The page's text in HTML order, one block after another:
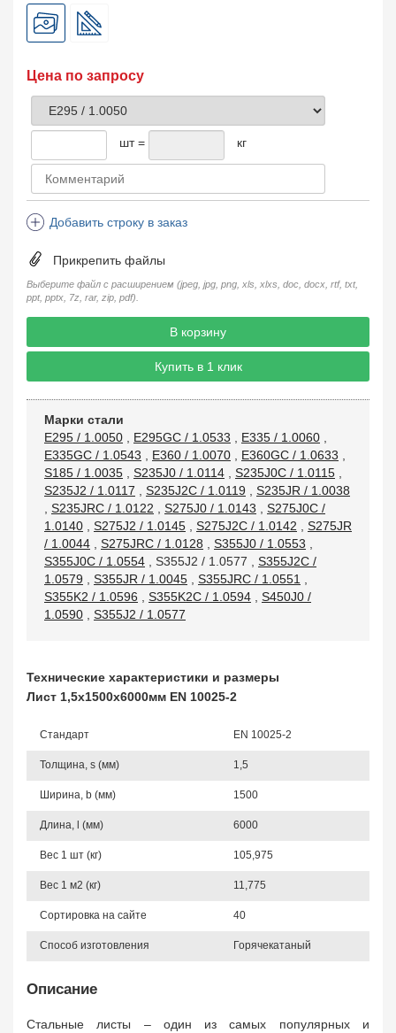
Цена по запросу
шт = кг
Добавить строку в заказ
Прикрепить файлы
Выберите файл с расширением (jpeg, jpg, png, xls, xlxs, doc, docx, rtf, txt,
ppt, pptx, 7z, rar, zip, pdf).
В корзину
Купить в 1 клик
Марки стали
E295 / 1.0050
E295GC / 1.0533 E335 / 1.0060
E335GC / 1.0543
E360 / 1.0070 E360GC / 1.0633
S185 / 1.0035
S235J0 / 1.0114 S235J0C / 1.0115
S235J2 / 1.0117
S235J2C / 1.0119
S235JR / 1.0038
S235JRC / 1.0122 S275J0 / 1.0143
S275J0C /
1.0140
S275J2 / 1.0145 S275J2C / 1.0142
S275JR
/ 1.0044
S275JRC / 1.0128 S355J0 / 1.0553
S355J0C / 1.0554
S355J2 / 1.0577
S355J2C /
1.0579
S355JR / 1.0045 S355JRC / 1.0551
S355K2 / 1.0596
S355K2C / 1.0594
S450J0 /
1.0590
S355J2 / 1.0577
Технические характеристики и размеры
Лист 1,5х1500х6000мм EN 10025-2
Стандарт EN 10025-2
Толщина, s (мм) 1,5
Ширина, b (мм) 1500
Длина, l (мм) 6000
Вес 1 шт (кг) 105,975
Вес 1 м2 (кг) 11,775
Сортировка на сайте 40
Способ изготовления Горячекатаный
Описание
Стальные листы – один из самых популярных и